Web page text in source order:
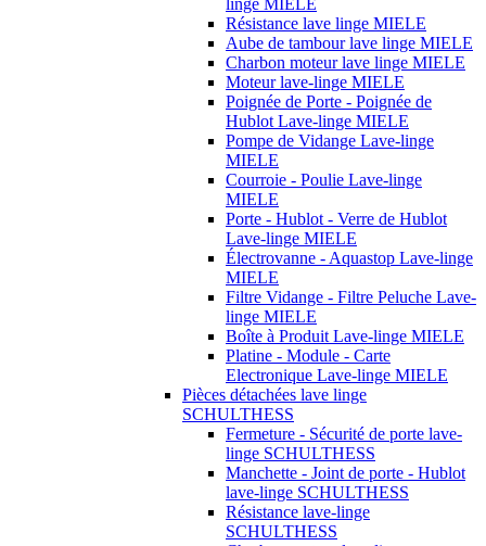
Résistance lave linge MIELE
Aube de tambour lave linge MIELE
Charbon moteur lave linge MIELE
Moteur lave-linge MIELE
Poignée de Porte - Poignée de
Hublot Lave-linge MIELE
Pompe de Vidange Lave-linge
MIELE
Courroie - Poulie Lave-linge
MIELE
Porte - Hublot - Verre de Hublot
Lave-linge MIELE
Électrovanne - Aquastop Lave-linge
MIELE
Filtre Vidange - Filtre Peluche Lave-
linge MIELE
Boîte à Produit Lave-linge MIELE
Platine - Module - Carte
Electronique Lave-linge MIELE
Pièces détachées lave linge
SCHULTHESS
Fermeture - Sécurité de porte lave-
linge SCHULTHESS
Manchette - Joint de porte - Hublot
lave-linge SCHULTHESS
Résistance lave-linge
SCHULTHESS